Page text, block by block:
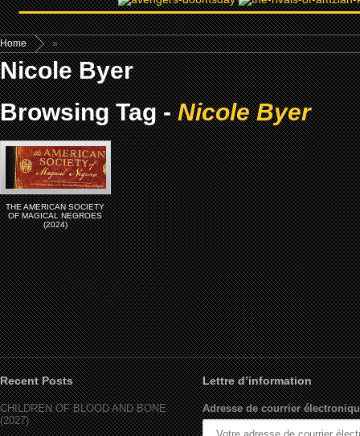
Home »
Nicole Byer
Browsing Tag -Nicole Byer
THE AMERICAN SOCIETY
OF MAGICAL NEGROES
(2024)
Recent Posts
CHILDREN OF BLOOD AND BONE
(2027)
Lettre d’information
Adresse de courrier